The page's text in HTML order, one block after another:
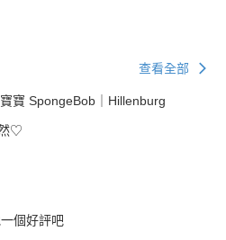
查看全部
寶 SpongeBob｜Hillenburg
♡
個好評吧